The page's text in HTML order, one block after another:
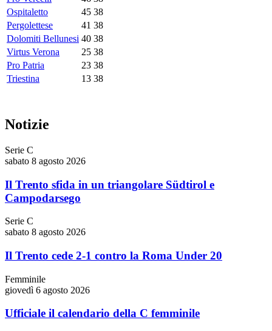
Ospitaletto
45 38
Pergolettese
41 38
Dolomiti Bellunesi 40 38
Virtus Verona
25 38
Pro Patria
23 38
Triestina
13 38
Notizie
Serie C
sabato 8 agosto 2026
Il Trento sfida in un triangolare Südtirol e
Campodarsego
Serie C
sabato 8 agosto 2026
Il Trento cede 2-1 contro la Roma Under 20
Femminile
giovedì 6 agosto 2026
Ufficiale il calendario della C femminile